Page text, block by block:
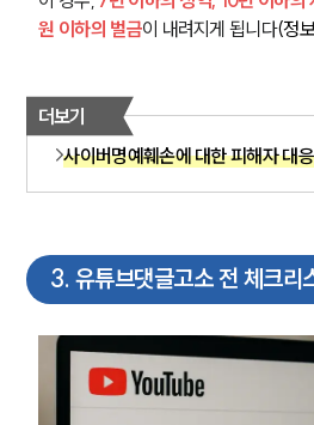
AI대륜
사례분석/최신
법률지식
업무분야
스포츠엔터테인먼
원 이하의 벌금이 내려지게 됩니다(정
더보기
사이버명예훼손에 대한 피해자 대
3. 유튜브댓글고소 전 체크리